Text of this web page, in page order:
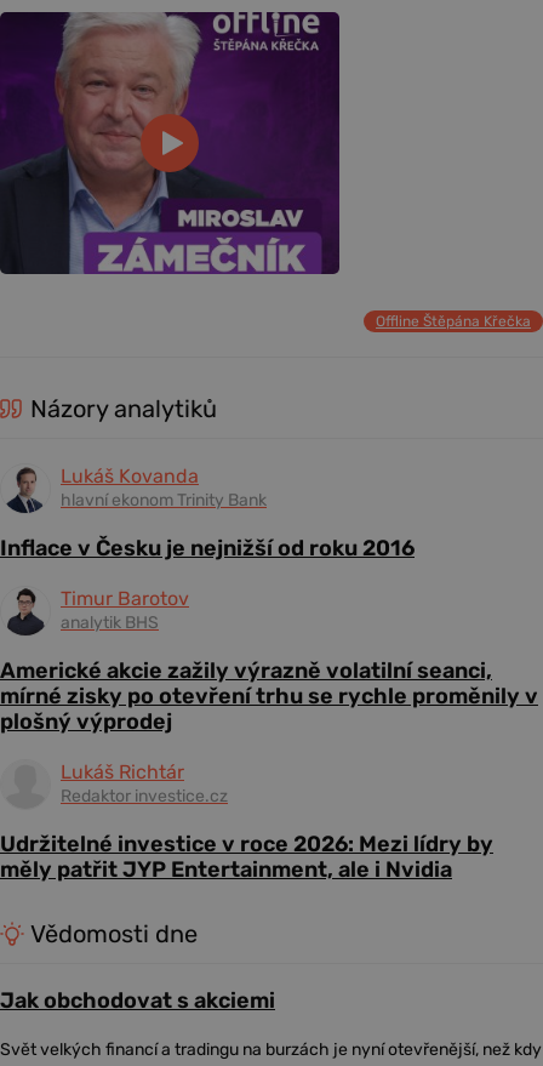
Offline Štěpána Křečka
Názory analytiků
Lukáš Kovanda
hlavní ekonom Trinity Bank
Inflace v Česku je nejnižší od roku 2016
Timur Barotov
analytik BHS
Americké akcie zažily výrazně volatilní seanci,
mírné zisky po otevření trhu se rychle proměnily v
plošný výprodej
Lukáš Richtár
Redaktor investice.cz
Udržitelné investice v roce 2026: Mezi lídry by
měly patřit JYP Entertainment, ale i Nvidia
Vědomosti dne
Jak obchodovat s akciemi
Svět velkých financí a tradingu na burzách je nyní otevřenější, než kdy